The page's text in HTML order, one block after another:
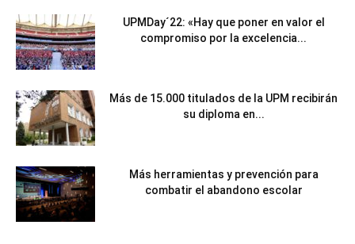
UPMDay´22: «Hay que poner en valor el
compromiso por la excelencia...
Más de 15.000 titulados de la UPM recibirán
su diploma en...
Más herramientas y prevención para
combatir el abandono escolar